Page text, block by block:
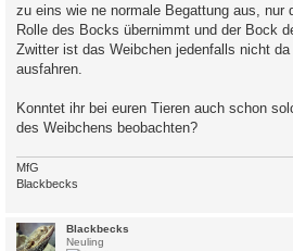
zu eins wie ne normale Begattung aus, nur
Rolle des Bocks übernimmt und der Bock
Zwitter ist das Weibchen jedenfalls nicht
ausfahren.
Konntet ihr bei euren Tieren auch schon
des Weibchens beobachten?
MfG
Blackbecks
Blackbecks
Neuling